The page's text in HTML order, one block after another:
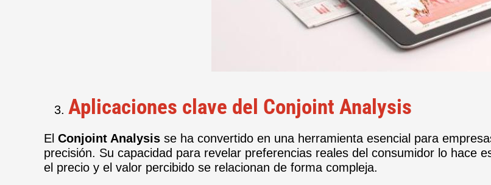
Aplicaciones clave del Conjoint Analysis
El Conjoint Analysisse ha convertido en una herramienta esencial para
precisión. Su capacidad para revelar preferencias reales del consumidor lo hace
el precio y el valor percibido se relacionan de forma compleja.